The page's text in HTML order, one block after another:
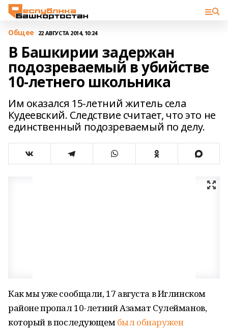
Общее 22 АВГУСТА 2014, 10:24
В Башкирии задержан
подозреваемый в убийстве
10-летнего школьника
Им оказался 15-летний житель села
Кудеевский. Следствие считает, что это не
единственный подозреваемый по делу.
Как мы уже сообщали, 17 августа в Иглинском
районе пропал 10-летний Азамат Сулейманов,
который в последующембыл обнаружен